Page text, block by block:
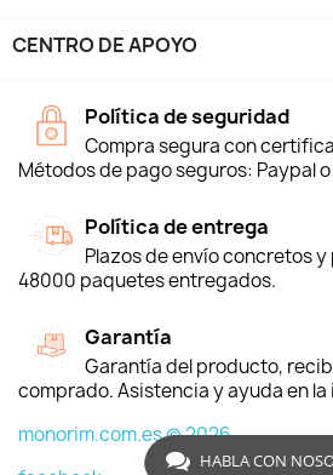
CENTRO DE APOYO
Política de seguridad
Compra segura con
Métodos de pago seguros: Paypal o
Política de entrega
Plazos de envío concretos
48000 paquetes entregados.
Garantía
Garantía del producto,
comprado. Asistencia y ayuda en
monorim.com.es © 2026
HABLA CON